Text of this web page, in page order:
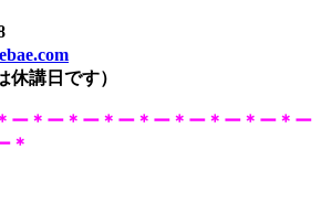
休講日です）
ー＊ー＊ー＊ー＊ー＊ー＊ー＊ー＊ー
＊